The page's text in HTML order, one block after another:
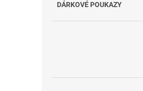
DÁRKOVÉ POUKAZY